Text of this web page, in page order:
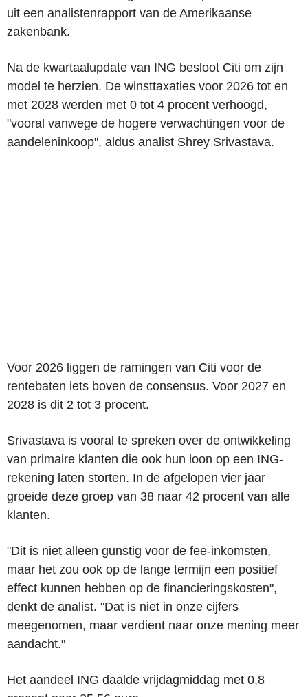
uit een analistenrapport van de Amerikaanse
zakenbank.
Na de kwartaalupdate van ING besloot Citi om zijn
model te herzien. De winsttaxaties voor 2026 tot en
met 2028 werden met 0 tot 4 procent verhoogd,
"vooral vanwege de hogere verwachtingen voor de
aandeleninkoop", aldus analist Shrey Srivastava.
Voor 2026 liggen de ramingen van Citi voor de
rentebaten iets boven de consensus. Voor 2027 en
2028 is dit 2 tot 3 procent.
Srivastava is vooral te spreken over de ontwikkeling
van primaire klanten die ook hun loon op een ING-
rekening laten storten. In de afgelopen vier jaar
groeide deze groep van 38 naar 42 procent van alle
klanten.
"Dit is niet alleen gunstig voor de fee-inkomsten,
maar het zou ook op de lange termijn een positief
effect kunnen hebben op de financieringskosten",
denkt de analist. "Dat is niet in onze cijfers
meegenomen, maar verdient naar onze mening meer
aandacht."
Het aandeel ING daalde vrijdagmiddag met 0,8